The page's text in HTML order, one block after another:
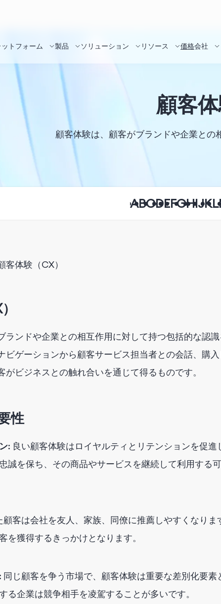
ットフォーム 製品 ソリューション リソース 価格会社
顧客体
顧客体験は、顧客がブランドや企業との
ABCDEFGHIJKL
客体験（CX）
ランドや企業との相互作用に対して持つ包括的な認
ビゲーションから顧客サービス担当者との会話、購
がビジネスとの触れ合いを通じて得るものです。
性
: 良い顧客体験はロイヤルティとリテンションを促
誠を保ち、その商品やサービスを継続して利用する
顧客は会社を友人、家族、同僚に推薦しやすくなりま
を獲得するきっかけとなります。
: 同じ顧客を争う市場で、顧客体験は重要な差別化要素
る企業は競争相手を凌駕することが多いです。